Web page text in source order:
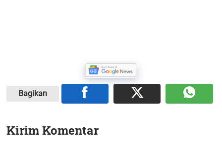
Bagikan
Kirim Komentar